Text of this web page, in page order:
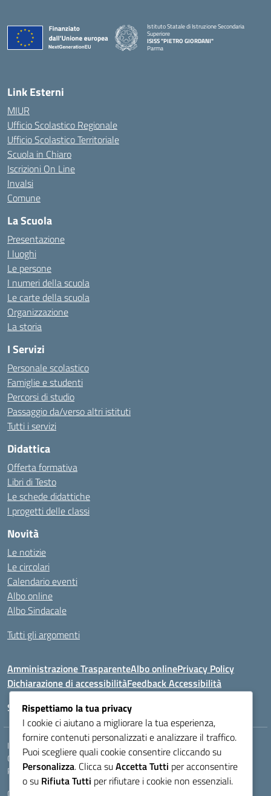
Istituto Statale di Istruzione Secondaria
Superiore
ISISS "PIETRO GIORDANI"
Parma
Link Esterni
MIUR
Ufficio Scolastico Regionale
Ufficio Scolastico Territoriale
Scuola in Chiaro
Iscrizioni On Line
Invalsi
Comune
La Scuola
Presentazione
I luoghi
Le persone
I numeri della scuola
Le carte della scuola
Organizzazione
La storia
I Servizi
Personale scolastico
Famiglie e studenti
Percorsi di studio
Passaggio da/verso altri istituti
Tutti i servizi
Didattica
Offerta formativa
Libri di Testo
Le schede didattiche
I progetti delle classi
Novità
Le notizie
Le circolari
Calendario eventi
Albo online
Albo Sindacale
Tutti gli argomenti
Amministrazione TrasparenteAlbo onlinePrivacy Policy
Dichiarazione di accessibilitàFeedback Accessibilità
Seguici su:
Indirizzo: VIA LAZIO, 3, 43100 PARMA (PR)
Centralino:0521272405 Email: PRIS00400B@istruzione.it
Posta elettronica certificata (PEC):pris00400b@pec.istruzione.it
Codice fiscale: 80011950344
Rispettiamo la tua privacy
I cookie ci aiutano a migliorare la tua esperienza,
fornire contenuti personalizzati e analizzare il traffico.
Puoi scegliere quali cookie consentire cliccando su
Personalizza. Clicca suAccetta Tutti per acconsentire
o su Rifiuta Tutti per rifiutare i cookie non essenziali.